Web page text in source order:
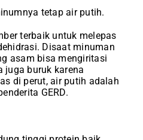
tetap air putih.
terbaik untuk melepas
Disaat minuman
asam bisa mengiritasi
juga buruk karena
di perut, air putih adalah
GERD.